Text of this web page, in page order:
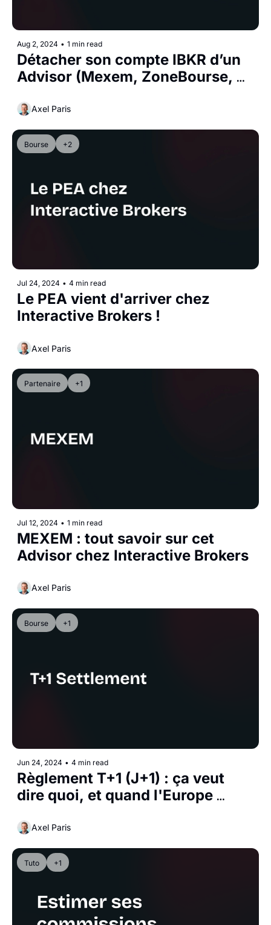
Aug 2, 2024 • 1 min read
Détacher son compte IBKR d’un
Advisor (Mexem, ZoneBourse,
Axel Paris
Bourse +2
Jul 24, 2024 • 4 min read
Le PEA vient d'arriver chez
Interactive Brokers !
Axel Paris
Partenaire +1
Jul 12, 2024 • 1 min read
MEXEM : tout savoir sur cet
Advisor chez Interactive Brokers
Axel Paris
Bourse +1
Jun 24, 2024 • 4 min read
Règlement T+1 (J+1) : ça veut
dire quoi, et quand l'Europe
Axel Paris
Tuto +1